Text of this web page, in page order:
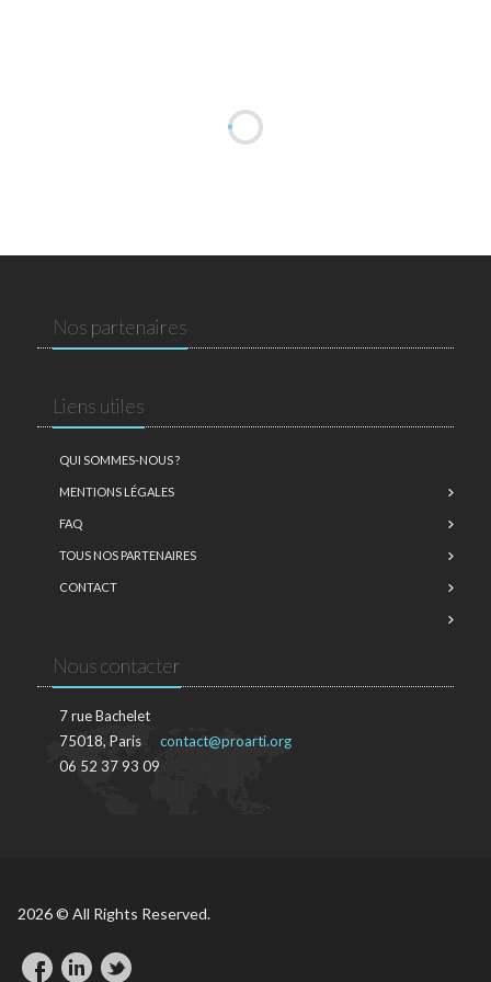
Nos partenaires
Liens utiles
QUI SOMMES-NOUS ?
MENTIONS LÉGALES
FAQ
TOUS NOS PARTENAIRES
CONTACT
Nous contacter
7 rue Bachelet
75018, Paris
06 52 37 93 09
contact@proarti.org
2026 © All Rights Reserved.